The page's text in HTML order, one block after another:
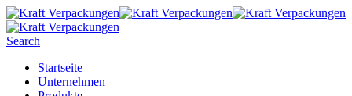
Search
Startseite
Unternehmen